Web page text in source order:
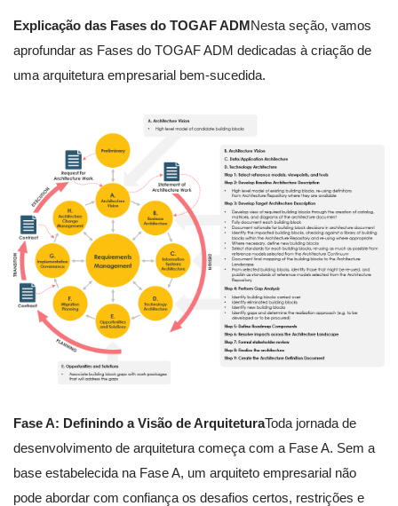
Explicação das Fases do TOGAF ADMNesta seção, vamos
aprofundar as Fases do TOGAF ADM dedicadas à criação de
uma arquitetura empresarial bem-sucedida.
Fase A: Definindo a Visão de ArquiteturaToda jornada de
desenvolvimento de arquitetura começa com a Fase A. Sem a
base estabelecida na Fase A, um arquiteto empresarial não
pode abordar com confiança os desafios certos, restrições e